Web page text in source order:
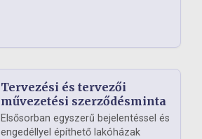
Tervezési és tervezői
művezetési szerződésminta
Elsősorban egyszerű bejelentéssel és
engedéllyel építhető lakóházak